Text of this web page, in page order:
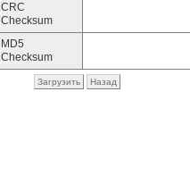
CRC
Checksum
MD5
Checksum
Загрузить Назад